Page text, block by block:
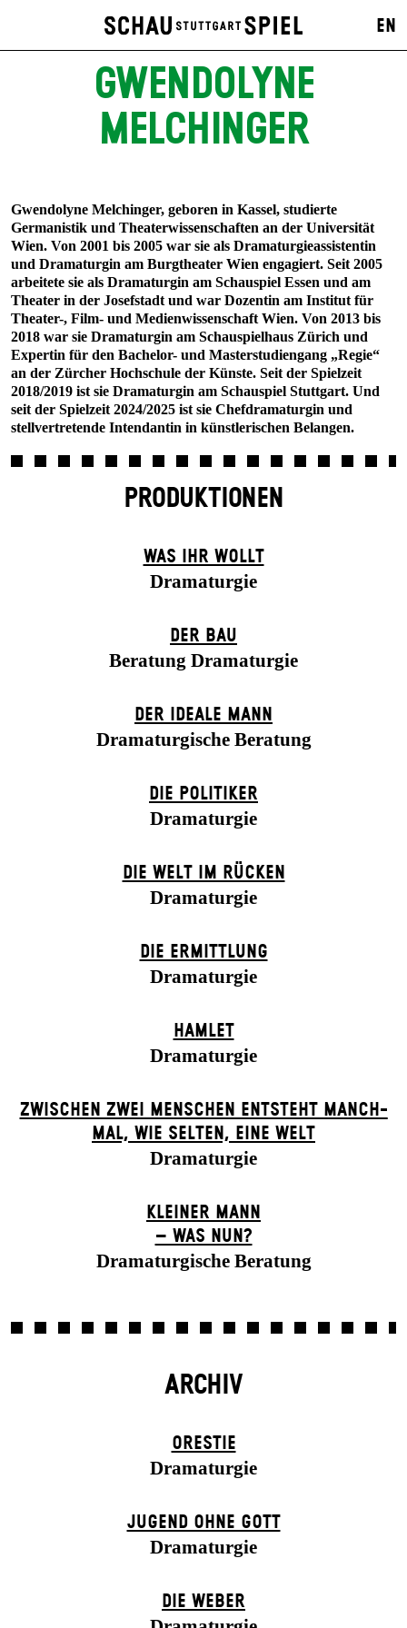
EN
GWENDOLYNE
MELCHINGER
Gwendolyne Melchinger, geboren in Kassel, studierte
Germanistik und Theaterwissenschaften an der Universität
Wien. Von 2001 bis 2005 war sie als Dramaturgieassistentin
und Dramaturgin am Burgtheater Wien engagiert. Seit 2005
arbeitete sie als Dramaturgin am Schauspiel Essen und am
Theater in der Josefstadt und war Dozentin am Institut für
Theater-, Film- und Medienwissenschaft Wien. Von 2013 bis
2018 war sie Dramaturgin am Schauspielhaus Zürich und
Expertin für den Bachelor- und Masterstudiengang „Regie“
an der Zürcher Hochschule der Künste. Seit der Spielzeit
2018/2019 ist sie Dramaturgin am Schauspiel Stuttgart. Und
seit der Spielzeit 2024/2025 ist sie Chefdramaturgin und
stellvertretende Intendantin in künstlerischen Belangen.
PRODUKTIONEN
WAS IHR WOLLT
Dramaturgie
DER BAU
Beratung Dramaturgie
DER IDEALE MANN
Dramaturgische Beratung
DIE POLITIKER
Dramaturgie
DIE WELT IM RÜCKEN
Dramaturgie
DIE ERMITTLUNG
Dramaturgie
HAMLET
Dramaturgie
ZWISCHEN ZWEI MENSCHEN ENT­STEHT MANCH­
MAL, WIE SELTEN, EINE WELT
Dramaturgie
KLEINER MANN
– WAS NUN?
Dramaturgische Beratung
ARCHIV
ORESTIE
Dramaturgie
JUGEND OHNE GOTT
Dramaturgie
DIE WEBER